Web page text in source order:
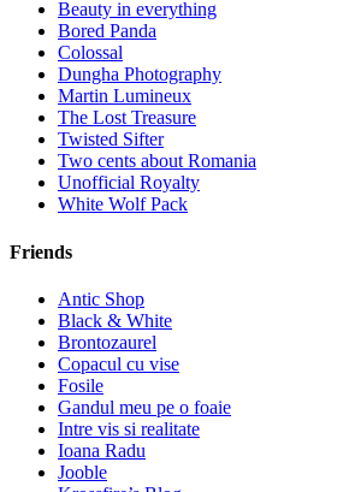
Beauty in everything
Bored Panda
Colossal
Dungha Photography
Martin Lumineux
The Lost Treasure
Twisted Sifter
Two cents about Romania
Unofficial Royalty
White Wolf Pack
Friends
Antic Shop
Black & White
Brontozaurel
Copacul cu vise
Fosile
Gandul meu pe o foaie
Intre vis si realitate
Ioana Radu
Jooble